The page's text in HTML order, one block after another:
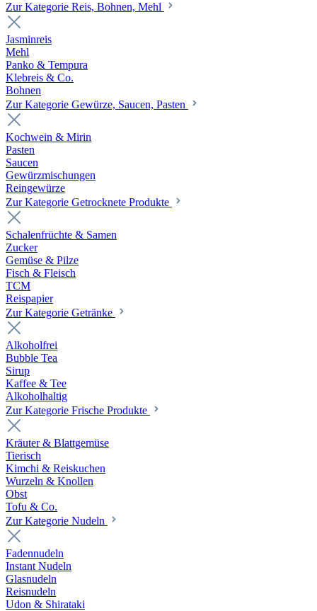
Zur Kategorie Reis, Bohnen, Mehl
Jasminreis
Mehl
Panko & Tempura
Klebreis & Co.
Bohnen
Zur Kategorie Gewürze, Saucen, Pasten
Kochwein & Mirin
Pasten
Saucen
Gewürzmischungen
Reingewürze
Zur Kategorie Getrocknete Produkte
Schalenfrüchte & Samen
Zucker
Gemüse & Pilze
Fisch & Fleisch
TCM
Reispapier
Zur Kategorie Getränke
Alkoholfrei
Bubble Tea
Sirup
Kaffee & Tee
Alkoholhaltig
Zur Kategorie Frische Produkte
Kräuter & Blattgemüse
Tierisch
Kimchi & Reiskuchen
Wurzeln & Knollen
Obst
Tofu & Co.
Zur Kategorie Nudeln
Fadennudeln
Instant Nudeln
Glasnudeln
Reisnudeln
Udon & Shirataki